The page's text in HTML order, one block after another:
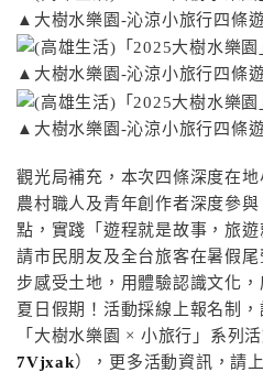
▲大樹水樂園-沁涼小旅行四條
▲大樹水樂園-沁涼小旅行四條
▲大樹水樂園-沁涼小旅行四條
觀光局補充，本次四條深度在
農村職人及青年創作者深度參
點，實踐「遊程就是故事，旅
請市民朋友及全台旅客在暑假
步感受土地，用體驗認識文化
夏日假期！活動採線上報名制
「大樹水樂園 × 小旅行」系列活
7Vjxak），更多活動資訊，請